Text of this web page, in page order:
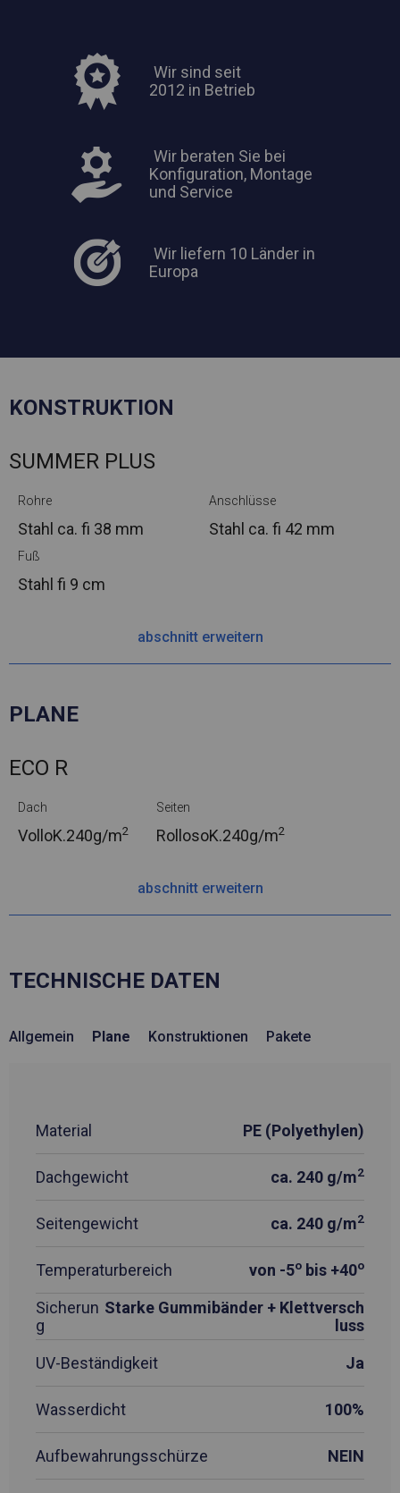
Wir sind seit
2012 in Betrieb
Wir beraten Sie bei
Konfiguration, Montage
und Service
Wir liefern 10 Länder in
Europa
KONSTRUKTION
SUMMER PLUS
Rohre
Stahl ca. fi 38 mm
Anschlüsse
Stahl ca. fi 42 mm
Fuß
Stahl fi 9 cm
abschnitt erweitern
PLANE
ECO R
Dach
VolloK.240g/m2
Seiten
RollosoK.240g/m2
abschnitt erweitern
TECHNISCHE DATEN
Allgemein Plane Konstruktionen Pakete
Material PE (Polyethylen)
Dachgewicht ca. 240 g/m2
Seitengewicht ca. 240 g/m2
Temperaturbereich von -5o bis +40o
Sicherun
g
Starke Gummibänder + Klettversch
luss
UV-Beständigkeit
Ja
Wasserdicht 100%
Aufbewahrungsschürze NEIN